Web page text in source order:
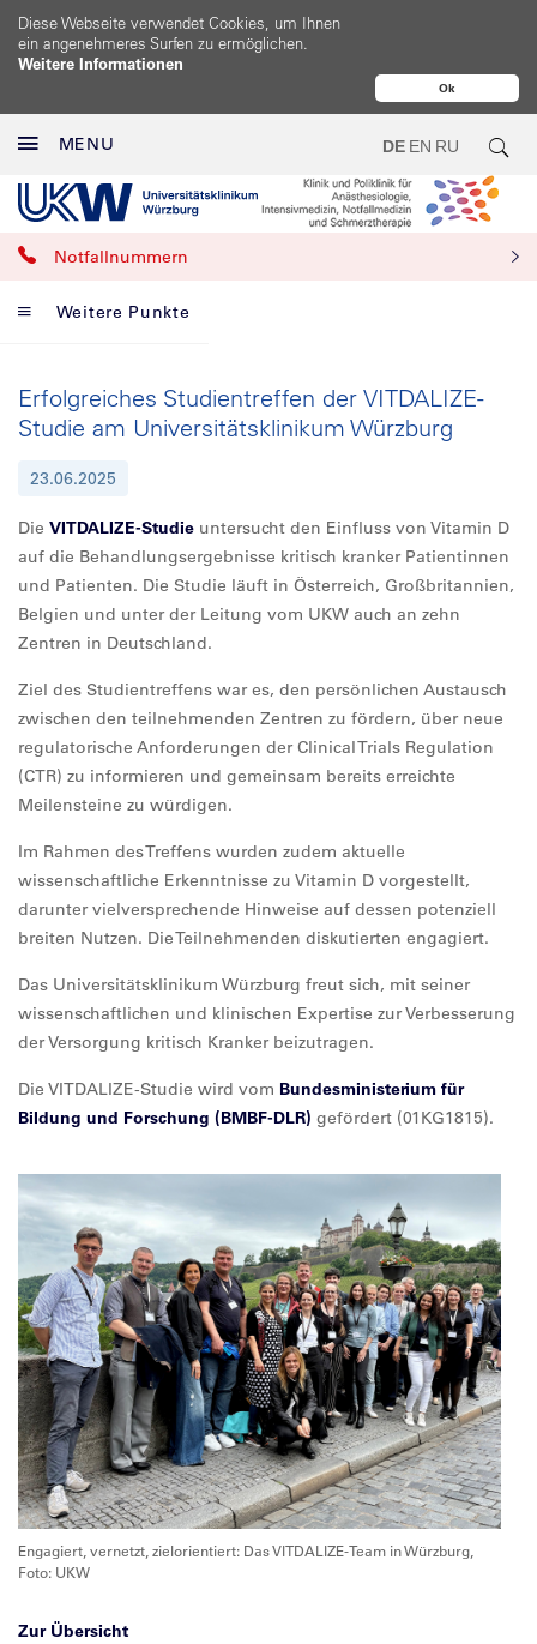
Ok
Diese Webseite verwendet Cookies, um Ihnen
ein angenehmeres Surfen zu ermöglichen.
Weitere Informationen
MENU DE EN RU
Notfallnummern
Weitere Punkte
Erfolgreiches Studientreffen der VITDALIZE-
Studie am Universitätsklinikum Würzburg
23.06.2025
Die VITDALIZE-Studie untersucht den Einfluss von Vitamin D
auf die Behandlungsergebnisse kritisch kranker Patientinnen
und Patienten. Die Studie läuft in Österreich, Großbritannien,
Belgien und unter der Leitung vom UKW auch an zehn
Zentren in Deutschland.
Ziel des Studientreffens war es, den persönlichen Austausch
zwischen den teilnehmenden Zentren zu fördern, über neue
regulatorische Anforderungen der Clinical Trials Regulation
(CTR) zu informieren und gemeinsam bereits erreichte
Meilensteine zu würdigen.
Im Rahmen des Treffens wurden zudem aktuelle
wissenschaftliche Erkenntnisse zu Vitamin D vorgestellt,
darunter vielversprechende Hinweise auf dessen potenziell
breiten Nutzen. Die Teilnehmenden diskutierten engagiert.
Das Universitätsklinikum Würzburg freut sich, mit seiner
wissenschaftlichen und klinischen Expertise zur Verbesserung
der Versorgung kritisch Kranker beizutragen.
Die VITDALIZE-Studie wird vom Bundesministerium für
Bildung und Forschung (BMBF-DLR) gefördert (01KG1815).
Engagiert, vernetzt, zielorientiert: Das VITDALIZE-Team in Würzburg,
Foto: UKW
Zur Übersicht